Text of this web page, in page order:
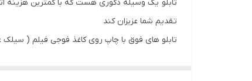
تعدادتکه
تابلو یک وسیله دکوری هست که با کمترین هزینه
تقدیم شما عزیزان کند
تابلو های فوق با چاپ روی کاغذ فوجی فیلم (